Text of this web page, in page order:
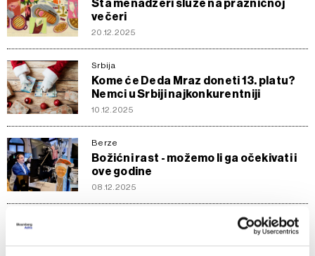
Šta menadžeri služe na prazničnoj
večeri
20.12.2025
Srbija
Kome će Deda Mraz doneti 13. platu?
Nemci u Srbiji najkonkurentniji
10.12.2025
Berze
Božićni rast - možemo li ga očekivati i
ove godine
08.12.2025
Zašto sport obožava praznike: NFL,
NBA i Boxing Day protiv tihe Evrope